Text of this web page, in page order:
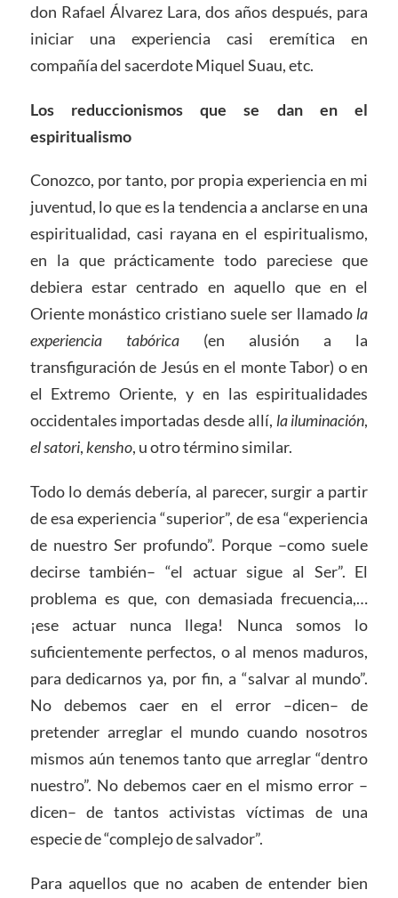
don Rafael Álvarez Lara, dos años después, para
iniciar una experiencia casi eremítica en
compañía del sacerdote Miquel Suau, etc.
Los reduccionismos que se dan en el
espiritualismo
Conozco, por tanto, por propia experiencia en mi
juventud, lo que es la tendencia a anclarse en una
espiritualidad, casi rayana en el espiritualismo,
en la que prácticamente todo pareciese que
debiera estar centrado en aquello que en el
Oriente monástico cristiano suele ser llamado la
experiencia tabórica(en alusión a la
transfiguración de Jesús en el monte Tabor) o en
el Extremo Oriente, y en las espiritualidades
occidentales importadas desde allí, la iluminación,
el satori,kensho, u otro término similar.
Todo lo demás debería, al parecer, surgir a partir
de esa experiencia “superior”, de esa “experiencia
de nuestro Ser profundo”. Porque –como suele
decirse también– “el actuar sigue al Ser”. El
problema es que, con demasiada frecuencia,…
¡ese actuar nunca llega! Nunca somos lo
suficientemente perfectos, o al menos maduros,
para dedicarnos ya, por fin, a “salvar al mundo”.
No debemos caer en el error –dicen– de
pretender arreglar el mundo cuando nosotros
mismos aún tenemos tanto que arreglar “dentro
nuestro”. No debemos caer en el mismo error –
dicen– de tantos activistas víctimas de una
especie de “complejo de salvador”.
Para aquellos que no acaben de entender bien